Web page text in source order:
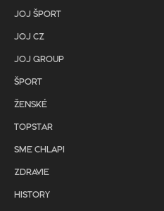
JOJ ŠPORT
JOJ CZ
JOJ GROUP
ŠPORT
ŽENSKÉ
TOPSTAR
SME CHLAPI
ZDRAVIE
HISTORY